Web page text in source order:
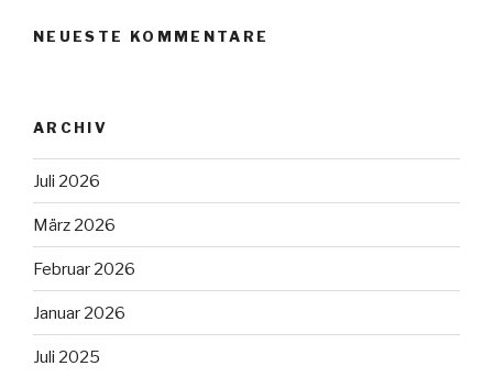
NEUESTE KOMMENTARE
ARCHIV
Juli 2026
März 2026
Februar 2026
Januar 2026
Juli 2025